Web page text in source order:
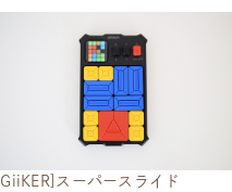
[GiiKER]スーパースライド